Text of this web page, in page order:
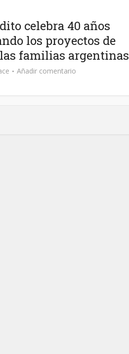
celebra 40 años
los proyectos de
familias argentinas
Añadir comentario